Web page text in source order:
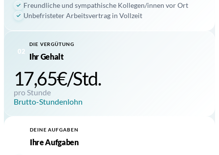
Freundliche und sympathische Kollegen/innen vor Ort
Unbefristeter Arbeitsvertrag in Vollzeit
02
DIE VERGÜTUNG
Ihr Gehalt
17,65€/Std.
pro Stunde
Brutto-Stundenlohn
DEINE AUFGABEN
Ihre Aufgaben